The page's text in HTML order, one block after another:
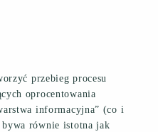
przebieg procesu
oprocentowania
informacyjna” (co i
równie istotna jak